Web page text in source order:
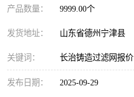
产品数量： 9999.00个
发货地址： 山东省德州宁津县
关键词： 长治铸造过滤网报价
发布日期： 2025-09-29